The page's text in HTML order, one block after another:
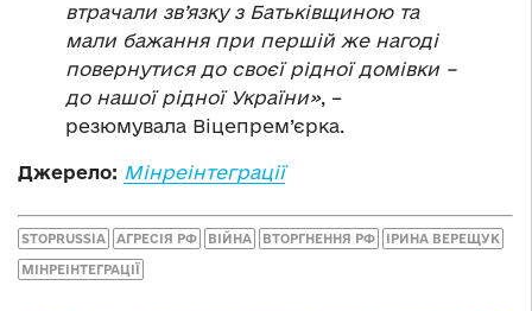
втрачали зв’язку з Батьківщиною та
мали бажання при першій же нагоді
повернутися до своєї рідної домівки –
до нашої рідної України», –
резюмувала Віцепрем’єрка.
Джерело: Мінреінтеграції
STOPRUSSIA АГРЕСІЯ РФ ВІЙНА ВТОРГНЕННЯ РФ ІРИНА ВЕРЕЩУК
МІНРЕІНТЕГРАЦІЇ